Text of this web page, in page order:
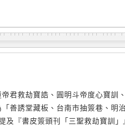
君救劫寶誥、圓明斗帝度心寶訓
善誘堂藏板、台南市抽簽巷、明
及『書皮簽頭刊「三聖救劫寶訓